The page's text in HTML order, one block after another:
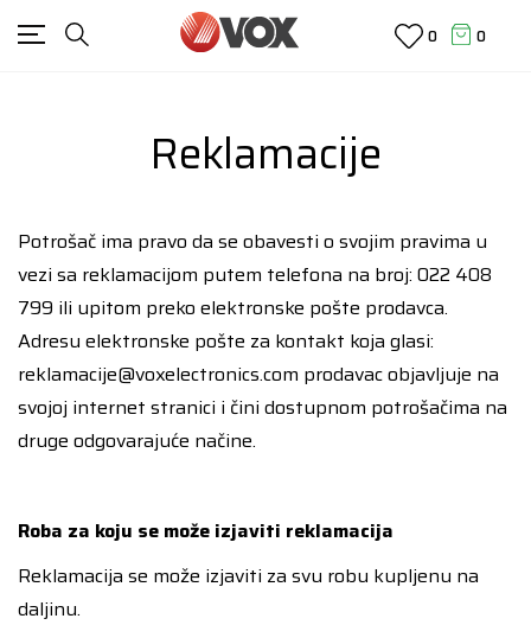
0 0
Reklamacije
Potrošač ima pravo da se obavesti o svojim pravima u
vezi sa reklamacijom putem telefona na broj: 022 408
799 ili upitom preko elektronske pošte prodavca.
Adresu elektronske pošte za kontakt koja glasi:
reklamacije@voxelectronics.com prodavac objavljuje na
svojoj internet stranici i čini dostupnom potrošačima na
druge odgovarajuće načine.
Roba za koju se može izjaviti reklamacija
Reklamacija se može izjaviti za svu robu kupljenu na
daljinu.